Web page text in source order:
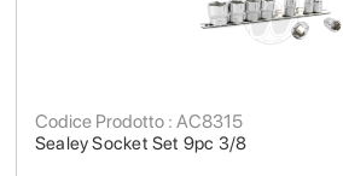
Sealey Socket Set 9pc 3/8
Codice Prodotto : AC8315